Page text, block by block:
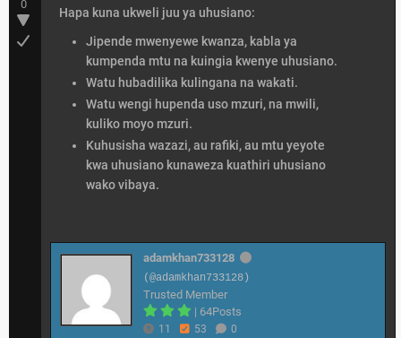
0
Hapa kuna ukweli juu ya uhusiano:
Jipende mwenyewe kwanza, kabla ya
kumpenda mtu na kuingia kwenye uhusiano.
Watu hubadilika kulingana na wakati.
Watu wengi hupenda uso mzuri, na mwili,
kuliko moyo mzuri.
Kuhusisha wazazi, au rafiki, au mtu yeyote
kwa uhusiano kunaweza kuathiri uhusiano
wako vibaya.
adamkhan733128
(@adamkhan733128)
Trusted Member
| 64Posts
11 53 0